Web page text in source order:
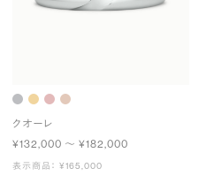
クオーレ
¥132,000 〜 ¥182,000
表示商品： ¥165,000